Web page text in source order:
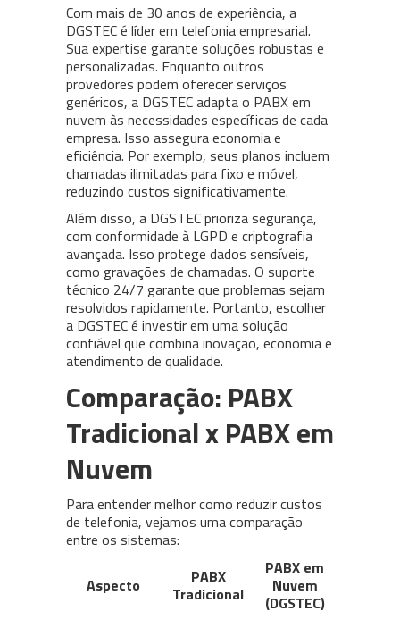
Com mais de 30 anos de experiência, a
DGSTEC é líder em telefonia empresarial.
Sua expertise garante soluções robustas e
personalizadas. Enquanto outros
provedores podem oferecer serviços
genéricos, a DGSTEC adapta o PABX em
nuvem às necessidades específicas de cada
empresa. Isso assegura economia e
eficiência. Por exemplo, seus planos incluem
chamadas ilimitadas para fixo e móvel,
reduzindo custos significativamente.
Além disso, a DGSTEC prioriza segurança,
com conformidade à LGPD e criptografia
avançada. Isso protege dados sensíveis,
como gravações de chamadas. O suporte
técnico 24/7 garante que problemas sejam
resolvidos rapidamente. Portanto, escolher
a DGSTEC é investir em uma solução
confiável que combina inovação, economia e
atendimento de qualidade.
Comparação: PABX
Tradicional x PABX em
Nuvem
Para entender melhor como reduzir custos
de telefonia, vejamos uma comparação
entre os sistemas:
Aspecto
PABX
Tradicional
PABX em
Nuvem
(DGSTEC)